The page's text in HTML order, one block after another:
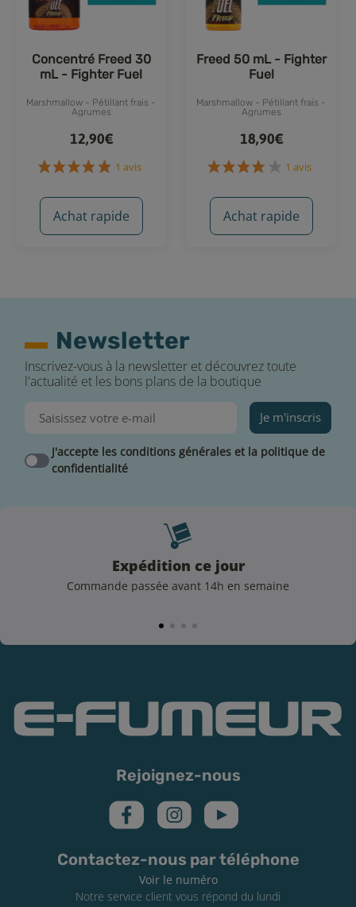
Concentré Freed 30
mL - Fighter Fuel
Marshmallow - Pétillant frais -
Agrumes
12,90€
1 avis
Achat rapide
Freed 50 mL - Fighter
Fuel
Marshmallow - Pétillant frais -
Agrumes
18,90€
Achat rapide
Newsletter
Inscrivez-vous à la newsletter et découvrez toute
l'actualité et les bons plans de la boutique
Je m'inscris
J'accepte les conditions générales et la politique de
confidentialité
Expédition ce jour
Commande passée avant 14h en semaine
Rejoignez-nous
Contactez-nous par téléphone
Voir le numéro
Notre service client vous répond du lundi